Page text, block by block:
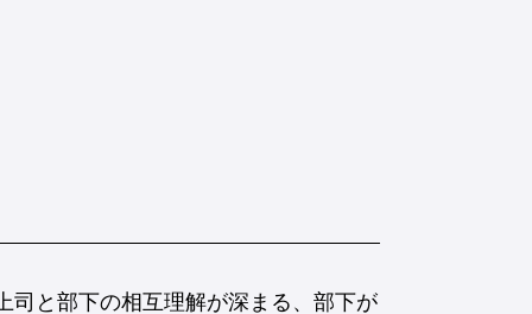
司と部下の相互理解が深まる、部下が